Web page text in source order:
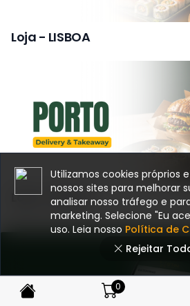
Loja - LISBOA
Loja - PORTO
0
Utilizamos cookies próprios
nossos sites para melhorar
analisar nosso tráfego e
marketing. Selecione "Eu
uso. Leia nosso Política de
Rejeitar